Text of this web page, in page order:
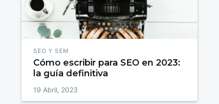
SEO Y SEM
Cómo escribir para SEO en 2023:
la guía definitiva
19 Abril, 2023